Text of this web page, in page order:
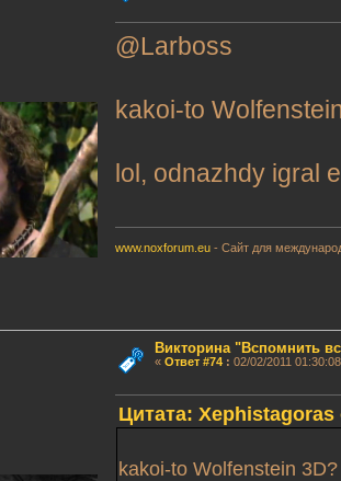
@Larboss
kakoi-to
lol, odnazhdy igral
www.noxforum.eu - Сайт для
Викторина "Вспомнить
« Ответ #74: 02/02/2011
Цитата: Xephistagoras
kakoi-to Wolfenstein 3D?